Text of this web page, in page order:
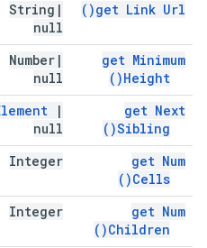
get Link Url(
)
String |
null
get Minimum
Height(
)
Number |
null
get Next
Sibling(
)
|
null
get Num
Cells(
)
Integer
get Num
Children(
)
Integer